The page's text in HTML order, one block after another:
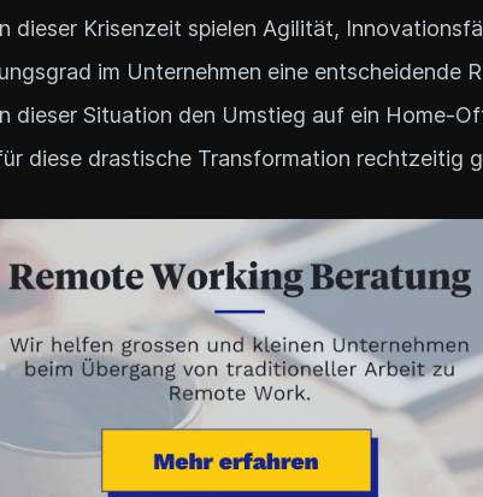
dieser Krisenzeit spielen Agilität,
im Unternehmen eine entscheidende
dieser Situation den Umstieg auf ein Home-
diese drastische Transformation rechtzeitig